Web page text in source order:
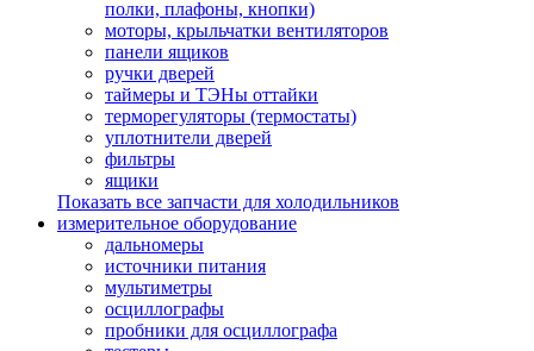
полки, плафоны, кнопки)
моторы, крыльчатки вентиляторов
панели ящиков
ручки дверей
таймеры и ТЭНы оттайки
терморегуляторы (термостаты)
уплотнители дверей
фильтры
ящики
Показать все запчасти для холодильников
измерительное оборудование
дальномеры
источники питания
мультиметры
осциллографы
пробники для осциллографа